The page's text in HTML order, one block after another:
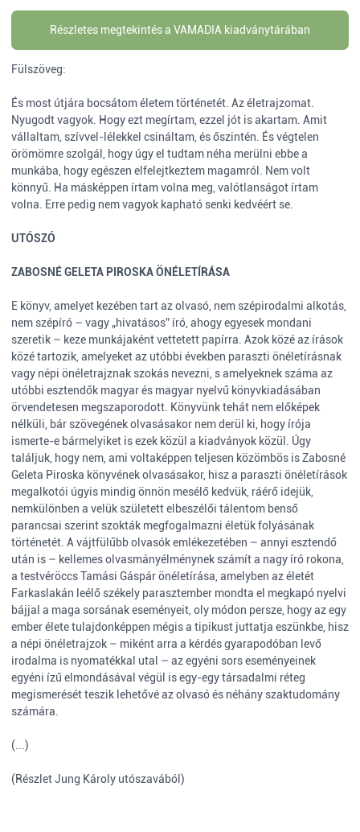
Részletes megtekintés a VAMADIA kiadványtárában
Fülszöveg:
És most útjára bocsátom életem történetét. Az életrajzomat.
Nyugodt vagyok. Hogy ezt megírtam, ezzel jót is akartam. Amit
vállaltam, szívvel-lélekkel csináltam, és őszintén. És végtelen
örömömre szolgál, hogy úgy el tudtam néha merülni ebbe a
munkába, hogy egészen elfelejtkeztem magamról. Nem volt
könnyű. Ha másképpen írtam volna meg, valótlanságot írtam
volna. Erre pedig nem vagyok kapható senki kedvéért se.
UTÓSZÓ
ZABOSNÉ GELETA PIROSKA ÖNÉLETÍRÁSA
E könyv, amelyet kezében tart az olvasó, nem szépirodalmi alkotás,
nem szépíró – vagy „hivatásos” író, ahogy egyesek mondani
szeretik – keze munkájaként vettetett papírra. Azok közé az írások
közé tartozik, amelyeket az utóbbi években paraszti önéletírásnak
vagy népi önéletrajznak szokás nevezni, s amelyeknek száma az
utóbbi esztendők magyar és magyar nyelvű könyvkiadásában
örvendetesen megszaporodott. Könyvünk tehát nem előképek
nélküli, bár szövegének olvasásakor nem derül ki, hogy írója
ismerte-e bármelyiket is ezek közül a kiadványok közül. Úgy
találjuk, hogy nem, ami voltaképpen teljesen közömbös is Zabosné
Geleta Piroska könyvének olvasásakor, hisz a paraszti önéletírások
megalkotói úgyis mindig önnön mesélő kedvük, ráérő idejük,
nemkülönben a velük született elbeszélői tálentom benső
parancsai szerint szokták megfogalmazni életük folyásának
történetét. A vájtfülűbb olvasók emlékezetében – annyi esztendő
után is – kellemes olvasmányélménynek számít a nagy író rokona,
a testvéröccs Tamási Gáspár önéletírása, amelyben az életét
Farkaslakán leélő székely parasztember mondta el megkapó nyelvi
bájjal a maga sorsának eseményeit, oly módon persze, hogy az egy
ember élete tulajdonképpen mégis a tipikust juttatja eszünkbe, hisz
a népi önéletrajzok – miként arra a kérdés gyarapodóban levő
irodalma is nyomatékkal utal – az egyéni sors eseményeinek
egyéni ízű elmondásával végül is egy-egy társadalmi réteg
megismerését teszik lehetővé az olvasó és néhány szaktudomány
számára.
(...)
(Részlet Jung Károly utószavából)